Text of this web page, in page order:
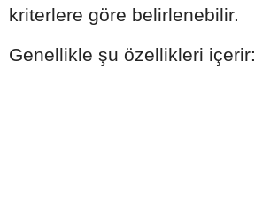
kriterlere göre belirlenebilir.
Genellikle şu özellikleri içerir: